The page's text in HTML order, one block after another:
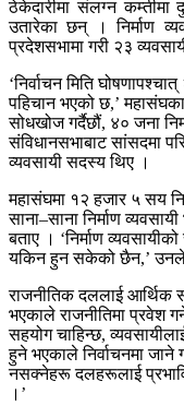
ठेकेदारीमा संलग्न कम्तीमा
उतारेका छन् । निर्माण
प्रदेशसभामा गरी २३
‘निर्वाचन मिति
पहिचान भएको छ,’
सोधखोज गर्दैछौं, ४० जना
संविधानसभाबाट सांसदमा
व्यवसायी सदस्य थिए ।
महासंघमा १२ हजार ५ सय
साना–साना निर्माण
बताए । ‘निर्माण
यकिन हुन सकेको छैन,’
राजनीतिक दललाई आर्थिक
भएकाले राजनीतिमा प्रवेश
सहयोग चाहिन्छ,
हुने भएकाले निर्वाचनमा जाने
नसक्नेहरू दलहरूलाई
।’